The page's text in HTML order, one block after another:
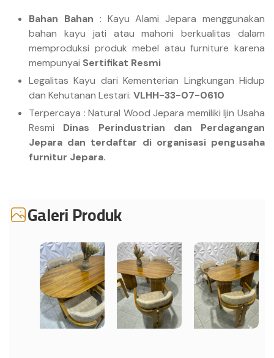
Bahan Bahan : Kayu Alami Jepara menggunakan
bahan kayu jati atau mahoni berkualitas dalam
memproduksi produk mebel atau furniture karena
mempunyai Sertifikat Resmi
Legalitas Kayu dari Kementerian Lingkungan Hidup
dan Kehutanan Lestari: VLHH-33-07-0610
Terpercaya : Natural Wood Jepara memiliki Ijin Usaha
Resmi Dinas Perindustrian dan Perdagangan
Jepara dan terdaftar di organisasi pengusaha
furnitur Jepara.
Galeri Produk